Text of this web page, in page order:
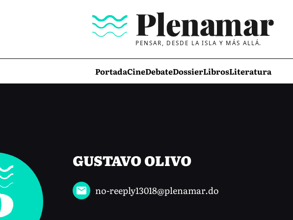
PENSAR, DESDE LA ISLA Y MÁS ALLÁ.
PortadaCineDebateDossierLibrosLiteratura
GUSTAVO OLIVO
no-reeply13018@plenamar.do